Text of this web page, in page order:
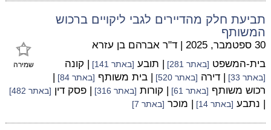
תביעת חלק מהדיירים לגבי ליקויים ברכוש
המשותף
שמירה
30 ספטמבר, 2025 | ד"ר אברהם בן עזרא
בית-המשפט [באתר 281] | תובע [באתר 141] | קונה
[באתר 33] | דירה [באתר 520] | בית משותף [באתר 84]
|
רכוש משותף [באתר 61] | קורות [באתר 316] | פסק דין [באתר 482]
| נתבע [באתר 14] | מוכר [באתר 7]